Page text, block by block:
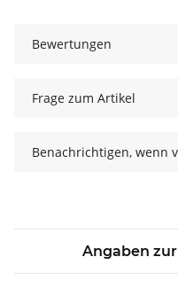
Bewertungen
Frage zum Artikel
Benachrichtigen, wenn
Angaben